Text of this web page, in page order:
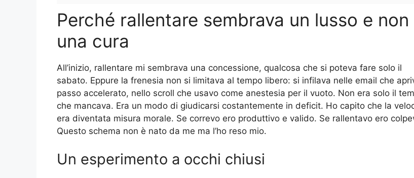
Perché rallentare sembrava un lusso e non
una cura
All’inizio, rallentare mi sembrava una concessione, qualcosa che si poteva fare solo il
sabato. Eppure la frenesia non si limitava al tempo libero: si infilava nelle email che
passo accelerato, nello scroll che usavo come anestesia per il vuoto. Non era solo il
che mancava. Era un modo di giudicarsi costantemente in deficit. Ho capito che la
era diventata misura morale. Se correvo ero produttivo e valido. Se rallentavo ero
Questo schema non è nato da me ma l’ho reso mio.
Un esperimento a occhi chiusi